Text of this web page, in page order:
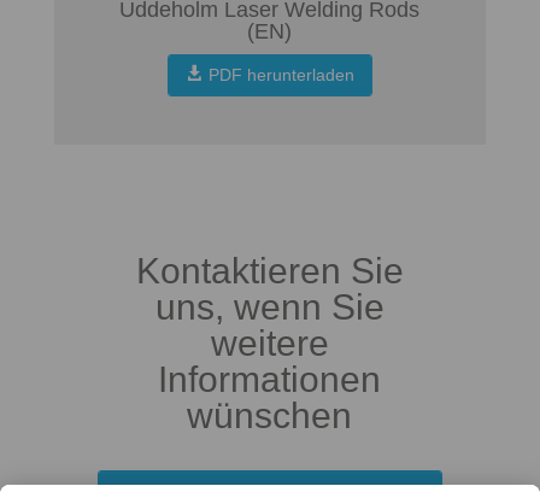
Uddeholm Laser Welding Rods
(EN)
PDF herunterladen
Kontaktieren Sie
uns, wenn Sie
weitere
Informationen
wünschen